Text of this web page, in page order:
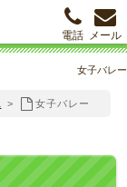
女子バレー
> 女子バレー
メール
電話